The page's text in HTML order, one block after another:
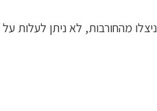
מהחורבות, לא ניתן לעלות על